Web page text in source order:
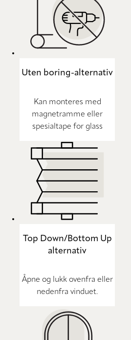
Uten boring-alternativ
Kan monteres med
magnetramme eller
spesialtape for glass
Top Down/Bottom Up
alternativ
Åpne og lukk ovenfra eller
nedenfra vinduet.